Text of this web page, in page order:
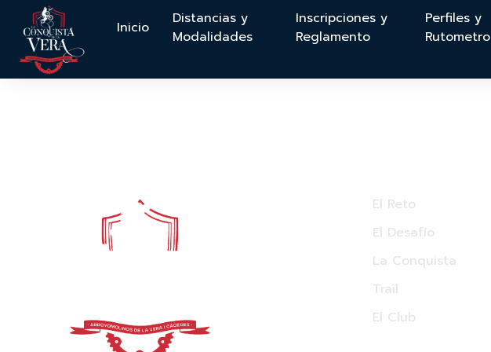
Inicio
Distancias y
Modalidades
Inscripciones y
Reglamento
Perfiles y
Rutometro
El Reto
El Desafío
La Conquista
Trail
El Club